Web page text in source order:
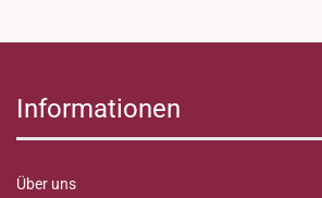
Informationen
Über uns